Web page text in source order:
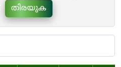
തിരയുക